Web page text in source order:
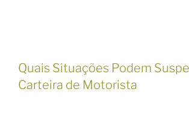
Quais Situações Podem
Carteira de Motorista